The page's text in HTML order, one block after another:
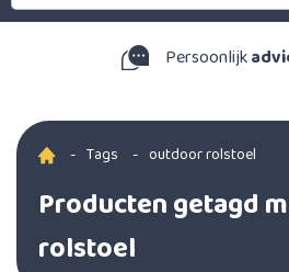
Persoonlijk
- Tags - outdoor rolstoel
Producten getagd
rolstoel